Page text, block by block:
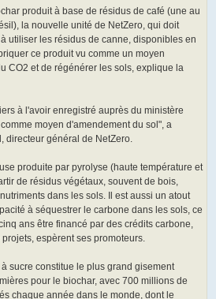
produit à base de résidus de café (une au
la nouvelle unité de NetZero, qui doit
utiliser les résidus de canne, disponibles en
ce produit vu comme un moyen
CO2 et de régénérer les sols, explique la
à l'avoir enregistré auprès du ministère
moyen d'amendement du sol", a
directeur général de NetZero.
produite par pyrolyse (haute température et
de résidus végétaux, souvent de bois,
dans les sols. Il est aussi un atout
à séquestrer le carbone dans les sols, ce
ans être financé par des crédits carbone,
espèrent ses promoteurs.
sucre constitue le plus grand gisement
pour le biochar, avec 700 millions de
chaque année dans le monde, dont le